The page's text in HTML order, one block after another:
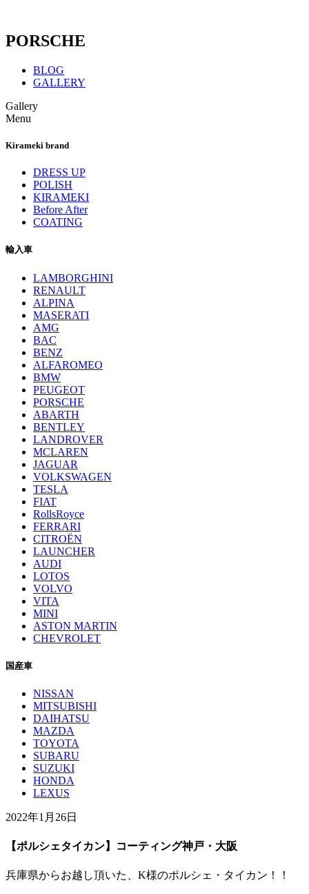
PORSCHE
BLOG
GALLERY
Gallery
Menu
Kirameki brand
DRESS UP
POLISH
KIRAMEKI
Before After
COATING
輸入車
LAMBORGHINI
RENAULT
ALPINA
MASERATI
AMG
BAC
BENZ
ALFAROMEO
BMW
PEUGEOT
PORSCHE
ABARTH
BENTLEY
LANDROVER
MCLAREN
JAGUAR
VOLKSWAGEN
TESLA
FIAT
RollsRoyce
FERRARI
CITROËN
LAUNCHER
AUDI
LOTOS
VOLVO
VITA
MINI
ASTON MARTIN
CHEVROLET
国産車
NISSAN
MITSUBISHI
DAIHATSU
MAZDA
TOYOTA
SUBARU
SUZUKI
HONDA
LEXUS
2022年1月26日
【ポルシェタイカン】コーティング神戸・大阪
兵庫県からお越し頂いた、K様のポルシェ・タイカン！！